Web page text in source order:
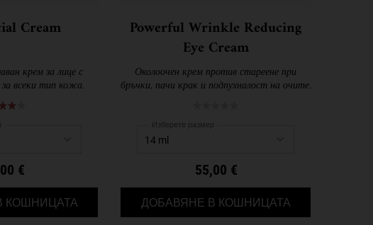
SPF 50 PA++++
Cream
крем за лице с
всеки тип кожа.
€
КОШНИЦАТА ULTRA FACIAL CREAM
Powerful Wrinkle Reducing
Eye Cream
Околоочен крем против стареене при
бръчки, пачи крак и подпухналост на очите.
Изберете размер
55,00 €
ДОБАВЯНЕ В КОШНИЦАТА